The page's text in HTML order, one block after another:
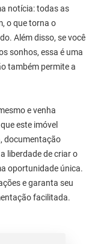
notícia: todas as
o que torna o
Além disso, se você
sonhos, essa é uma
também permite a
e venha
este imóvel
documentação
liberdade de criar o
oportunidade única.
e garanta seu
facilitada.